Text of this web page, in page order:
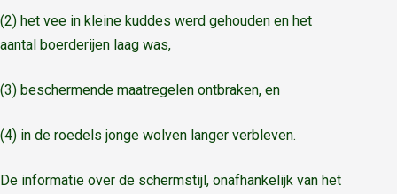
(2) het vee in kleine kuddes werd gehouden en het
aantal boerderijen laag was,
(3) beschermende maatregelen ontbraken, en
(4) in de roedels jonge wolven langer verbleven.
De informatie over de schermstijl, onafhankelijk van het